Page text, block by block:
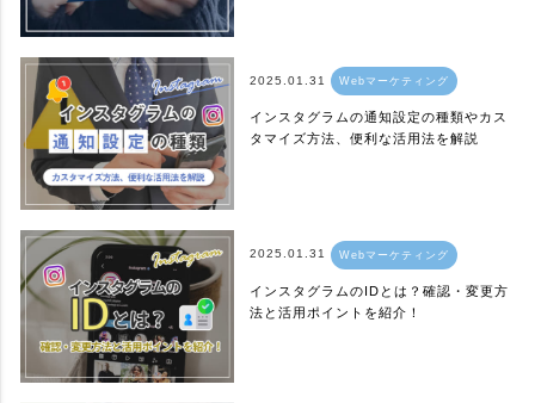
2025.01.31 Webマーケティング
インスタグラムの通知設定の種類やカス
タマイズ方法、便利な活用法を解説
2025.01.31 Webマーケティング
インスタグラムのIDとは？確認・変更方
法と活用ポイントを紹介！